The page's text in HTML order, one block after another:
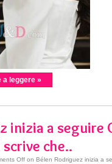
a leggere »
inizia a seguire
che..
Off on Bélen Rodriguez inizia a